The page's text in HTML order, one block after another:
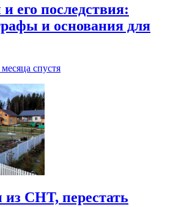
его последствия:
и основания для
спустя
СНТ, перестать